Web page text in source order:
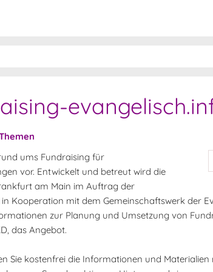
ums Fundraising für
vor. Entwickelt und betreut wird die
am Main im Auftrag der
Kooperation mit dem Gemeinschaftswerk der
zur Planung und Umsetzung von
das Angebot.
Sie kostenfrei die Informationen und